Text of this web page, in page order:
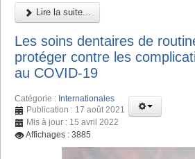
Lire la suite...
Les soins dentaires de
protéger contre les
au COVID-19
Catégorie : Internationales
Publication : 17 août 2021
Mis à jour : 15 avril 2022
Affichages : 3885